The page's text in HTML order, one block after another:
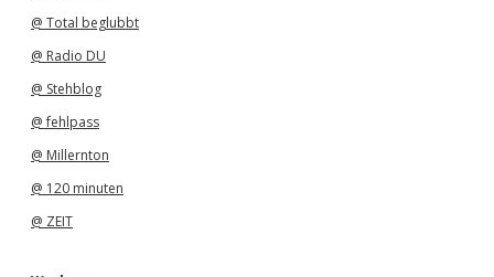
@ Total beglubbt
@ Radio DU
@ Stehblog
@ fehlpass
@ Millernton
@ 120 minuten
@ ZEIT